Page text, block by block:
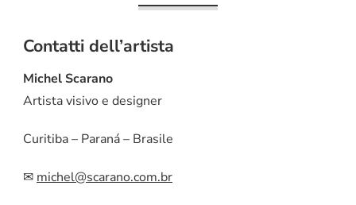
Contatti dell’artista
Michel Scarano
Artista visivo e designer
Curitiba – Paraná – Brasile
✉ michel@scarano.com.br